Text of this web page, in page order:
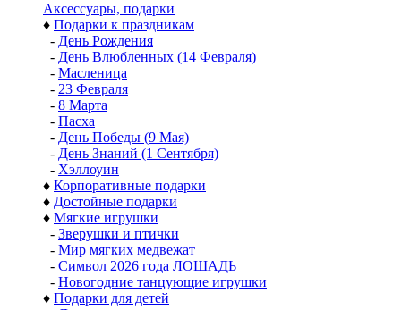
Аксессуары, подарки
♦ Подарки к праздникам
- День Рождения
- День Влюбленных (14 Февраля)
- Масленица
- 23 Февраля
- 8 Марта
- Пасха
- День Победы (9 Мая)
- День Знаний (1 Сентября)
- Хэллоуин
♦ Корпоративные подарки
♦ Достойные подарки
♦ Мягкие игрушки
- Зверушки и птички
- Мир мягких медвежат
- Символ 2026 года ЛОШАДЬ
- Новогодние танцующие игрушки
♦ Подарки для детей